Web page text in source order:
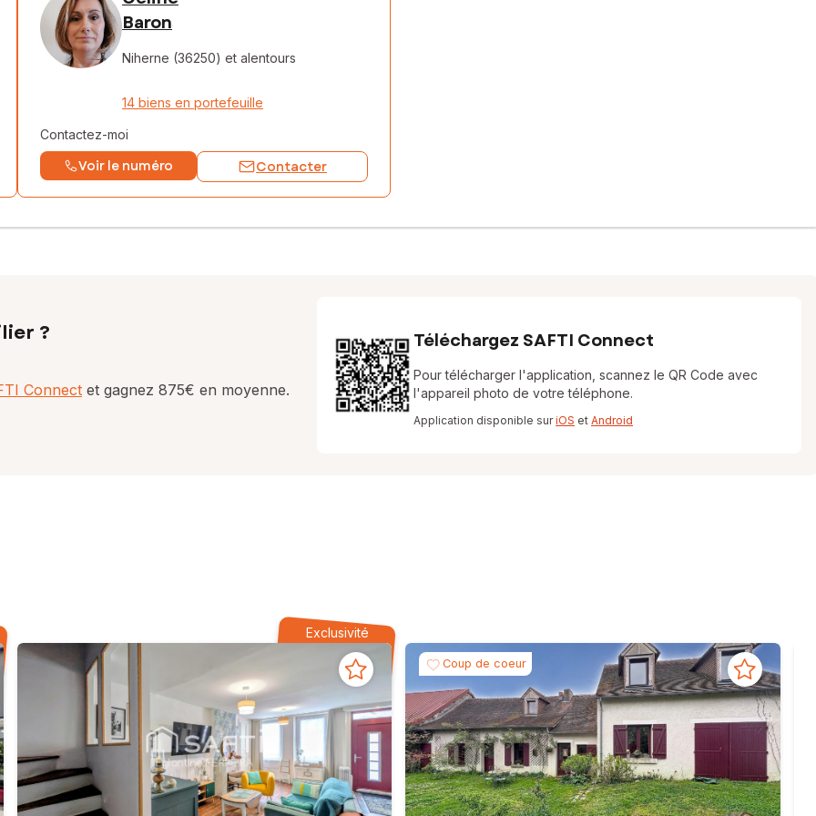
Baron
Niherne (36250) et alentours
14 biens en portefeuille
Contactez-moi
Voir le numéro Contacter
?
Connect et gagnez 875€ en moyenne.
Téléchargez SAFTI Connect
Pour télécharger l'application, scannez le QR Code avec
l'appareil photo de votre téléphone.
Application disponible suriOS et Android
Exclusivité
Coup de coeur